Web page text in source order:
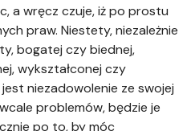
a wręcz czuje, iż po prostu
praw. Niestety, niezależnie
bogatej czy biednej,
wykształconej czy
niezadowolenie ze swojej
problemów, będzie je
po to, by móc